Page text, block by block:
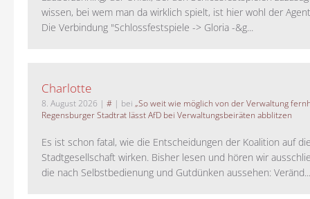
wissen, bei wem man da wirklich spielt, ist hier wohl der
Die Verbindung "Schlossfestspiele -> Gloria -&g...
Charlotte
8. August 2026 | # | bei „So weit wie möglich von der Verwaltung
Regensburger Stadtrat lässt AfD bei Verwaltungsbeiräten abblitzen
Es ist schon fatal, wie die Entscheidungen der Koalition auf
Stadtgesellschaft wirken. Bisher lesen und hören wir
die nach Selbstbedienung und Gutdünken aussehen: Veränd...